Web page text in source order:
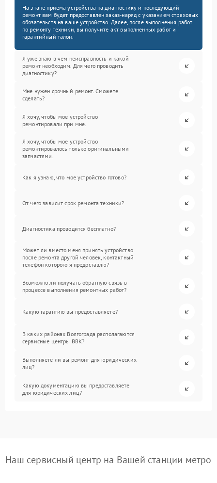
На этапе приема устройства на диагностику и последующий
ремонт вам будет предоставлен заказ-наряд с указанием страховых
обязательств на ваше устройство. Далее, после выполнения работ
по ремонту техники, вы получите акт выполненных работ и
гарантийный талон.
Я уже знаю в чем неисправность и какой
ремонт необходим. Для чего проводить
диагностику?
Мне нужен срочный ремонт. Сможете
сделать?
Я хочу, чтобы мое устройство
ремонтировали при мне.
Я хочу, чтобы мое устройство
ремонтировалось только оригинальными
запчастями.
Как я узнаю, что мое устройство готово?
От чего зависит срок ремонта техники?
Диагностика проводится бесплатно?
Может ли вместо меня принять устройство
после ремонта другой человек, контактный
телефон которого я предоставлю?
Возможно ли получать обратную связь в
процессе выполнения ремонтных работ?
Какую гарантию вы предоставляете?
В каких районах Волгограда располагаются
сервисные центры BBK?
Выполняете ли вы ремонт для юридических
лиц?
Какую документацию вы предоставляете
для юридических лиц?
Наш сервисный центр на Вашей станции метро